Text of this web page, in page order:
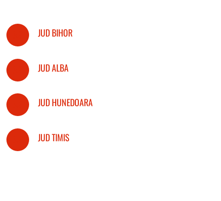
JUD BIHOR
JUD ALBA
JUD HUNEDOARA
JUD TIMIS